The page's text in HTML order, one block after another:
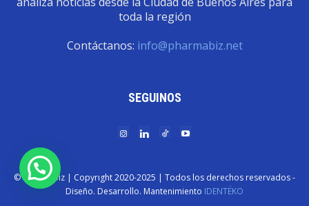
toda la región
Contáctanos: info@pharmabiz.net
SEGUINOS
© Pharmabiz | Copyrıght 2020-2025 | Todos los derechos reservados -
Diseño. Desarrollo. Mantenimiento IDENTËKO